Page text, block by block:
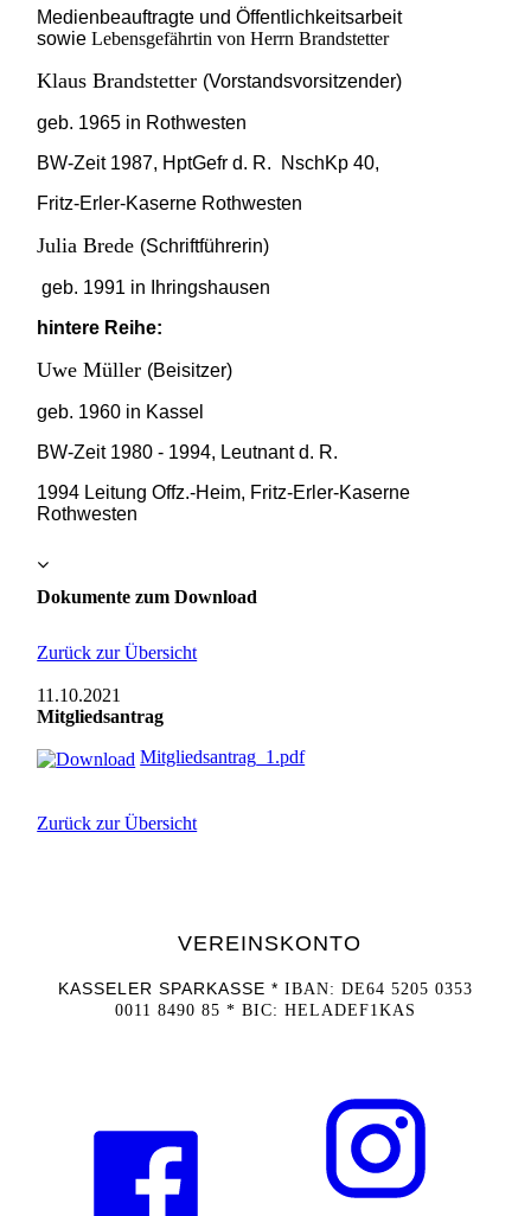
Medienbeauftragte und Öffentlichkeitsarbeit
sowieLebensgefährtin von Herrn Brandstetter
Klaus Brandstetter (Vorstandsvorsitzender)
geb. 1965 in Rothwesten
BW-Zeit 1987, HptGefr d. R. NschKp 40,
Fritz-Erler-Kaserne Rothwesten
Julia Brede (Schriftführerin)
geb. 1991 in Ihringshausen
hintere Reihe:
Uwe Müller (Beisitzer)
geb. 1960 in Kassel
BW-Zeit 1980 - 1994, Leutnant d. R.
1994 Leitung Offz.-Heim, Fritz-Erler-Kaserne
Rothwesten
Dokumente zum Download
Zurück zur Übersicht
11.10.2021
Mitgliedsantrag
Mitgliedsantrag_1.pdf
Zurück zur Übersicht
VEREINSKONTO
KASSELER SPARKASSE * IBAN: DE64 5205 0353
0011 8490 85 * BIC: HELADEF1KAS